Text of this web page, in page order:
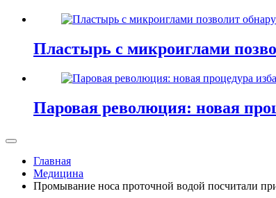
Пластырь с микроиглами
Паровая революция: новая
Главная
Медицина
Промывание носа проточной водой посчитали